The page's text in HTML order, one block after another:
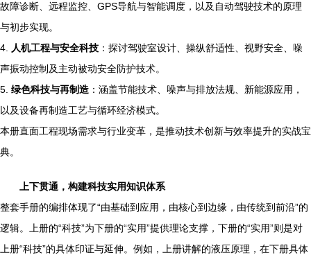
故障诊断、远程监控、GPS导航与智能调度，以及自动驾驶技术的原理
与初步实现。
4.
人机工程与安全科技 ：探讨驾驶室设计、操纵舒适性、视野安全、噪
声振动控制及主动被动安全防护技术。
5. 绿色科技与再制造 ：涵盖节能技术、噪声与排放法规、新能源应用，
以及设备再制造工艺与循环经济模式。
本册直面工程现场需求与行业变革，是推动技术创新与效率提升的实战宝
典。
上下贯通，构建科技实用知识体系
整套手册的编排体现了“由基础到应用，由核心到边缘，由传统到前沿”的
逻辑。上册的“科技”为下册的“实用”提供理论支撑，下册的“实用”则是对
上册“科技”的具体印证与延伸。例如，上册讲解的液压原理，在下册具体